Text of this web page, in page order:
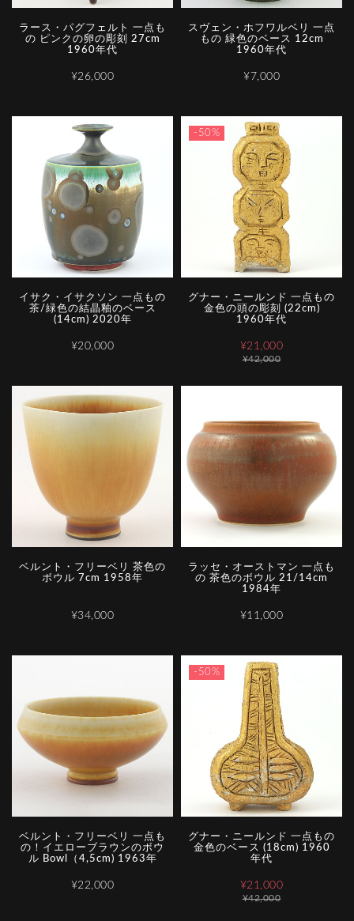
ラース・パグフェルト 一点も
の ピンクの卵の彫刻 27cm
1960年代
¥26,000
スヴェン・ホフワルベリ 一点
もの 緑色のベース 12cm
1960年代
¥7,000
イサク・イサクソン 一点もの
茶/緑色の結晶釉のベース
(14cm) 2020年
¥20,000
-50%
グナー・ニールンド 一点もの
金色の頭の彫刻 (22cm)
1960年代
¥42,000
¥21,000
ベルント・フリーベリ 茶色の
ボウル 7cm 1958年
¥34,000
ラッセ・オーストマン 一点も
の 茶色のボウル 21/14cm
1984年
¥11,000
ベルント・フリーベリ 一点も
の！イエローブラウンのボウ
ル Bowl（4,5cm) 1963年
¥22,000
-50%
グナー・ニールンド 一点もの
金色のベース (18cm) 1960
年代
¥42,000
¥21,000